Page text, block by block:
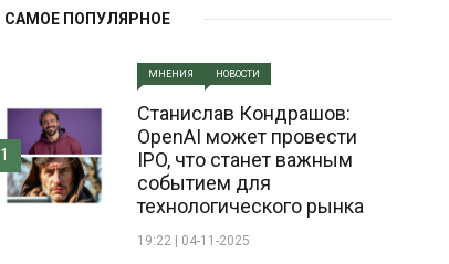
САМОЕ ПОПУЛЯРНОЕ
МНЕНИЯ НОВОСТИ
Станислав Кондрашов:
OpenAI может провести
IPO, что станет важным
событием для
технологического рынка
19:22 | 04-11-2025
1